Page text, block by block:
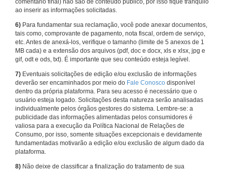
comentário final) não são de conteúdo público, por isso fique tranquilo
ao inserir as informações solicitadas.
6) Para fundamentar sua reclamação, você pode anexar documentos,
tais como, comprovante de pagamento, nota fiscal, ordem de serviço,
etc. Antes de anexá-los, verifique o tamanho (limite de 5 anexos de 1
MB cada) e a extensão dos arquivos (pdf, doc e docx, xls e xlsx, jpg e
gif, odt e ods, txt). É importante que seu conteúdo esteja legível.
7) Eventuais solicitações de edição e/ou exclusão de informações
deverão ser encaminhados por meio do Fale Conosco disponível
dentro da própria plataforma. Para seu acesso é necessário que o
usuário esteja logado. Solicitações desta natureza serão analisadas
individualmente pelos órgãos gestores do sistema. Lembre-se: a
publicidade das informações alimentadas pelos consumidores é
valiosa para a execução da Política Nacional de Relações de
Consumo, por isso, somente situações excepcionais e devidamente
fundamentadas motivarão a edição e/ou exclusão de algum dado da
plataforma.
8) Não deixe de classificar a finalização do tratamento de sua